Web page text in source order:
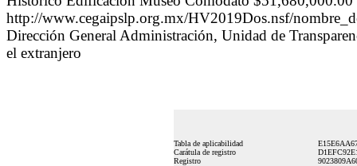
http://www.cegaipslp.org.mx/HV2019Dos.nsf/
Dirección General Administración, Unidad de
el extranjero
Tabla de aplicabilidad
Carátula de registro
Registro